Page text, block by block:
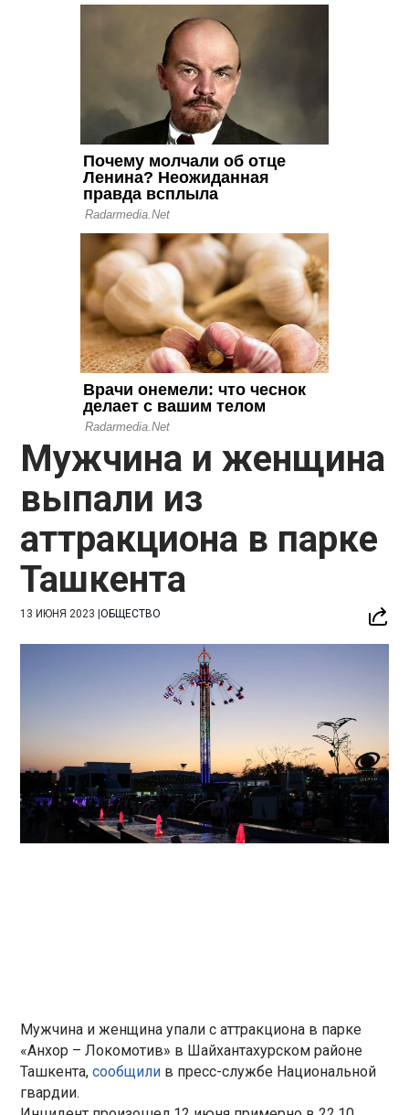
Мужчина и женщина
выпали из
аттракциона в парке
Ташкента
13 ИЮНЯ 2023 |ОБЩЕСТВО
Мужчина и женщина упали с аттракциона в парке
«Анхор – Локомотив» в Шайхантахурском районе
Ташкента,сообщили в пресс-службе Национальной
гвардии.